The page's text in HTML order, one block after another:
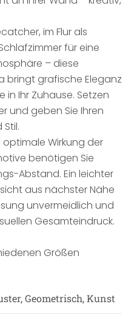
im Flur als
für eine
– diese
bringt grafische Eleganz
Ihr Zuhause. Setzen
und geben Sie Ihren
optimale Wirkung der
benötigen Sie
Abstand. Ein leichter
aus nächster Nähe
unvermeidlich und
Gesamteindruck.
Größen
Geometrisch, Kunst